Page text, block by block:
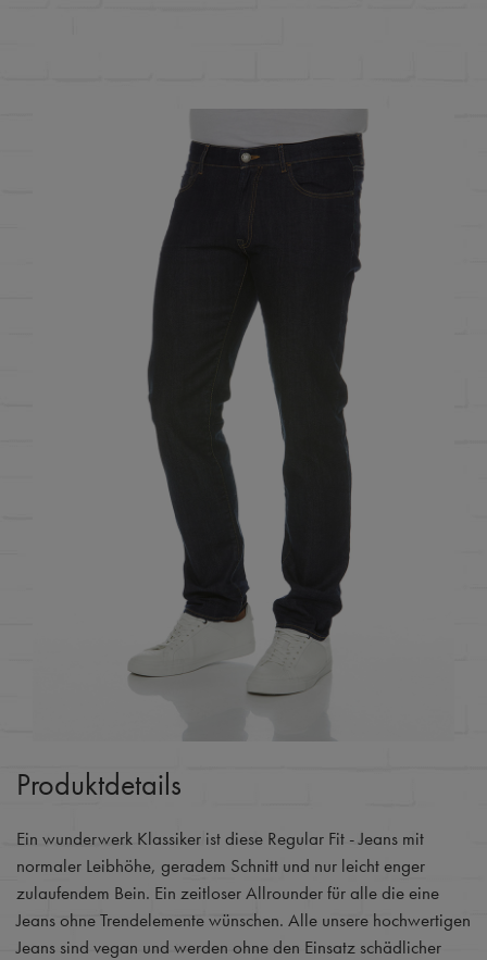
Produktdetails
Ein wunderwerk Klassiker ist diese Regular Fit - Jeans mit
normaler Leibhöhe, geradem Schnitt und nur leicht enger
zulaufendem Bein. Ein zeitloser Allrounder für alle die eine
Jeans ohne Trendelemente wünschen. Alle unsere hochwertigen
Jeans sind vegan und werden ohne den Einsatz schädlicher